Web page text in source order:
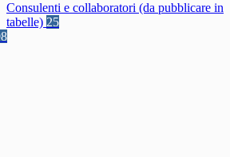
Consulenti e collaboratori (da pubblicare in
tabelle) 25